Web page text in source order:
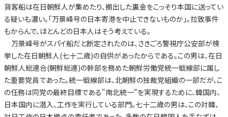
貨客船は在日朝鮮人が集めたり、拠出した裏金をこっそり本国に送ってい
る疑いも濃い。「万景峰号の日本寄港を中止できないものか」。拉致事件
もからんで、ほとんどの日本人はそう考えている。
万景峰号がスパイ船だと断定されたのは、さきごろ警視庁公安部が検
挙した在日朝鮮人(七十二歳)の自供があったからである。この男は、在日
朝鮮人総連合(朝鮮総連)の幹部を務めた朝鮮労働党統一戦線部に属し
た重要党員であった。統一戦線部は、北朝鮮の独裁党組織の一部だが、こ
の任務は同党の最終目標である"南北統一"を実現するために、韓国内、
日本国内に潜入、工作を実行している部門。七十二歳の男は、この対韓、